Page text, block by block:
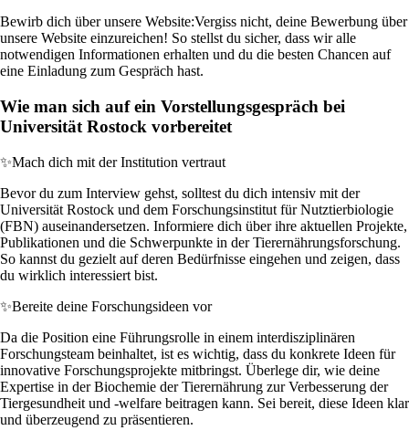
Bewirb dich über unsere Website:Vergiss nicht, deine Bewerbung über
unsere Website einzureichen! So stellst du sicher, dass wir alle
notwendigen Informationen erhalten und du die besten Chancen auf
eine Einladung zum Gespräch hast.
Wie man sich auf ein Vorstellungsgespräch bei
Universität Rostock vorbereitet
✨Mach dich mit der Institution vertraut
Bevor du zum Interview gehst, solltest du dich intensiv mit der
Universität Rostock und dem Forschungsinstitut für Nutztierbiologie
(FBN) auseinandersetzen. Informiere dich über ihre aktuellen Projekte,
Publikationen und die Schwerpunkte in der Tierernährungsforschung.
So kannst du gezielt auf deren Bedürfnisse eingehen und zeigen, dass
du wirklich interessiert bist.
✨Bereite deine Forschungsideen vor
Da die Position eine Führungsrolle in einem interdisziplinären
Forschungsteam beinhaltet, ist es wichtig, dass du konkrete Ideen für
innovative Forschungsprojekte mitbringst. Überlege dir, wie deine
Expertise in der Biochemie der Tierernährung zur Verbesserung der
Tiergesundheit und -welfare beitragen kann. Sei bereit, diese Ideen klar
und überzeugend zu präsentieren.